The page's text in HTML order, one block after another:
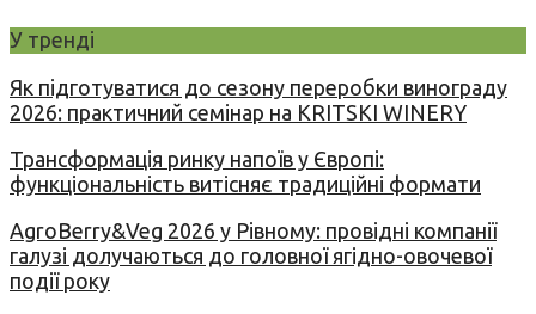
У тренді
Як підготуватися до сезону переробки винограду
2026: практичний семінар на KRITSKI WINERY
Трансформація ринку напоїв у Європі:
функціональність витісняє традиційні формати
AgroBerry&Veg 2026 у Рівному: провідні компанії
галузі долучаються до головної ягідно-овочевої
події року